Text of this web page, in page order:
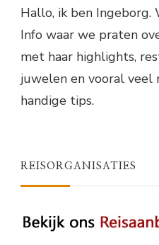
Hallo, ik ben Ingeborg.
Info waar we praten
met haar highlights,
juwelen en vooral
handige tips.
REISORGANISATIES